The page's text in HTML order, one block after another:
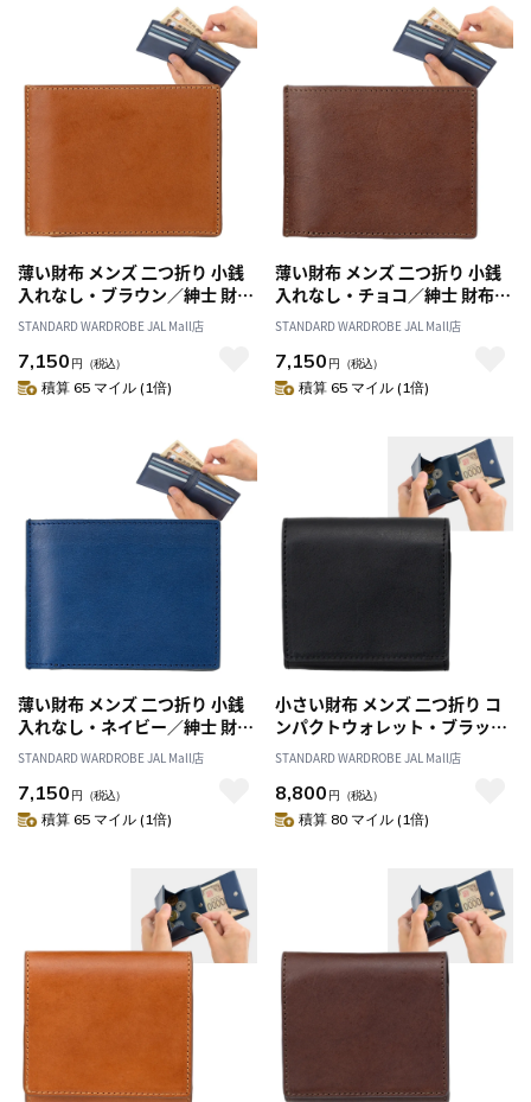
薄い財布 メンズ 二つ折り 小銭
入れなし・ブラウン／紳士 財布
折り財布 札入れ スマート スリ
ム 薄型 革 本革 イタリアン レザ
ー 春財布 父の日 クリスマス 誕
生日 プレゼント ギフト
STANDARD WARDROBE JAL Mall店
7,150 円 （税込）
積算 65 マイル (1倍)
薄い財布 メンズ 二つ折り 小銭
入れなし・チョコ／紳士 財布
折り財布 札入れ スマート スリ
ム 薄型 革 本革 イタリアン レザ
ー 春財布 父の日 クリスマス 誕
生日 プレゼント ギフト
STANDARD WARDROBE JAL Mall店
7,150 円 （税込）
積算 65 マイル (1倍)
薄い財布 メンズ 二つ折り 小銭
入れなし・ネイビー／紳士 財布
折り財布 札入れ スマート スリ
ム 薄型 革 本革 イタリアン レザ
ー 春財布 父の日 クリスマス 誕
生日 プレゼント ギフト
STANDARD WARDROBE JAL Mall店
7,150 円 （税込）
積算 65 マイル (1倍)
小さい財布 メンズ 二つ折り コ
ンパクトウォレット・ブラック
／紳士 財布 折り財布 ミニ スマ
ート スリム 革 本革 イタリアン
レザー 春財布 父の日 クリスマ
ス 誕生日 プレゼント ギフト
STANDARD WARDROBE JAL Mall店
8,800 円 （税込）
積算 80 マイル (1倍)